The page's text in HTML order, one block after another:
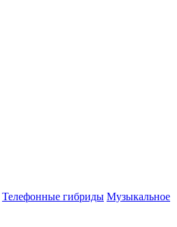
Телефонные гибриды Музыкальное